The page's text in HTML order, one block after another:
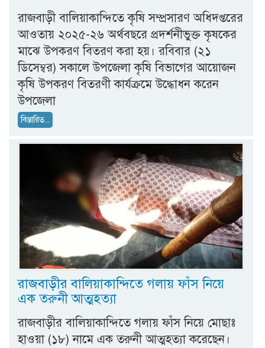
রাজবাড়ী বালিয়াকান্দিতে কৃষি সম্প্রসারণ অধিদপ্তরের
আওতায় ২০২৫-২৬ অর্থবছরে প্রদর্শনীভুক্ত কৃষকের
মাঝে উপকরণ বিতরণ করা হয়। রবিবার (২১
ডিসেম্বর) সকালে উপজেলা কৃষি বিভাগের আয়োজন
কৃষি উপকরণ বিতরণী কার্যক্রমে উদ্ধোধন করেন
উপজেলা
বিস্তারিত...
রাজবাড়ীর বালিয়াকান্দিতে গলায় ফাঁস নিয়ে
এক তরুনী আত্মহত্যা
রাজবাড়ীর বালিয়াকান্দিতে গলায় ফাঁস নিয়ে মোছাঃ
হাওয়া (১৮) নামে এক তরুনী আত্মহত্যা করেছেন।